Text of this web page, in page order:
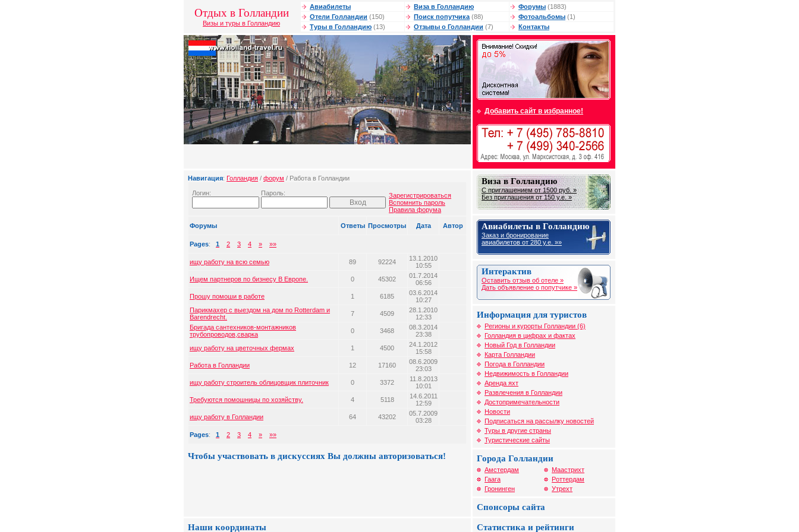
Отдых в Голландии
Визы и туры в Голландию
Авиабилеты Виза в Голландию Форумы (1883)
Отели Голландии (150) Поиск попутчика (88) Фотоальбомы (1)
Туры в Голландию (13) Отзывы о Голландии (7) Контакты
Добавить сайт в избранное!
Навигация: Голландия / форум / Работа в Голландии
Логин: Пароль:
Зарегистрироваться
Вспомнить пароль
Правила форума
Форумы Ответы Просмотры Дата Автор
Pages: 1 2 3 4 » »»
ищу работу на всю семью 89 92224
13.1.2010
10:55
Ищем партнеров по бизнесу В Европе.
0 45302
01.7.2014
06:56
Прошу помоши в работе
1 6185
03.6.2014
10:27
Парикмахер с выездом на дом по Rotterdam и
Barendrecht.
7 4509
28.1.2010
12:33
Бригада сантехников-монтажников
трубопроводов,сварка
0 3468
08.3.2014
23:38
ищу работу на цветочных фермах
1 4500
24.1.2012
15:58
Работа в Голландии
12 17160
08.6.2009
23:03
ищу работу строитель облицовщик плиточник
0 3372
11.8.2013
10:01
Требуются помошницы по хозяйству.
4 5118
14.6.2011
12:59
ищу работу в Голландии
64 43202
05.7.2009
03:28
Pages: 1 2 3 4 » »»
Чтобы участвовать в дискуссиях Вы должны авторизоваться!
Виза в Голландию
С приглашением от 1500 руб. »
Без приглашения от 150 у.е. »
Авиабилеты в Голландию
Заказ и бронирование
авиабилетов от 280 у.е. »»
Интерактив
Оставить отзыв об отеле »
Дать объявление о попутчике »
Информация для туристов
Регионы и курорты Голландии (6)
Голландия в цифрах и фактах
Новый Год в Голландии
Карта Голландии
Погода в Голландии
Недвижимость в Голландии
Аренда яхт
Развлечения в Голландии
Достопримечательности
Новости
Подписаться на рассылку новостей
Туры в другие страны
Туристические сайты
Города Голландии
Амстердам
Гаага
Гронинген
Маастрихт
Роттердам
Утрехт
Спонсоры сайта
Наши координаты Статистика и рейтинги